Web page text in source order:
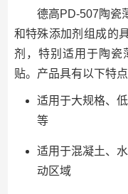
德高PD-507陶瓷
和特殊添加剂组成的
剂，特别适用于陶瓷
贴。产品具有以下特点
适用于大规格、
等
适用于混凝土、
动区域